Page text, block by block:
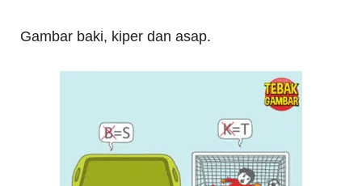
Gambar baki, kiper dan asap.